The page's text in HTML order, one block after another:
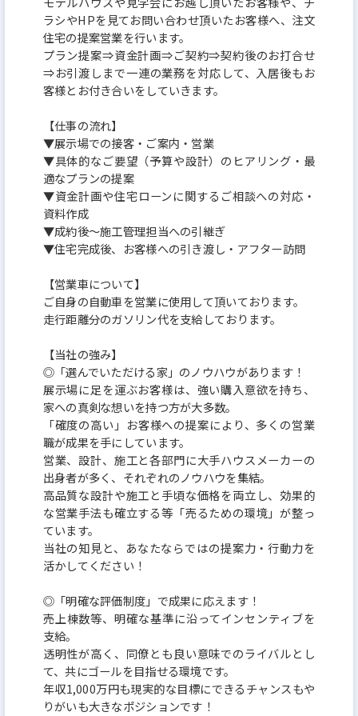
ラシやHPを見てお問い合わせ頂いたお客様へ、注文
住宅の提案営業を行います。
プラン提案⇒資金計画⇒ご契約⇒契約後のお打合せ
⇒お引渡しまで一連の業務を対応して、入居後もお
客様とお付き合いをしていきます。
【仕事の流れ】
▼展示場での接客・ご案内・営業
▼具体的なご要望（予算や設計）のヒアリング・最
適なプランの提案
▼資金計画や住宅ローンに関するご相談への対応・
資料作成
▼成約後〜施工管理担当への引継ぎ
▼住宅完成後、お客様への引き渡し・アフター訪問
【営業車について】
ご自身の自動車を営業に使用して頂いております。
走行距離分のガソリン代を支給しております。
【当社の強み】
◎「選んでいただける家」のノウハウがあります！
展示場に足を運ぶお客様は、強い購入意欲を持ち、
家への真剣な想いを持つ方が大多数。
「確度の高い」お客様への提案により、多くの営業
職が成果を手にしています。
営業、設計、施工と各部門に大手ハウスメーカーの
出身者が多く、それぞれのノウハウを集結。
高品質な設計や施工と手頃な価格を両立し、効果的
な営業手法も確立する等「売るための環境」が整っ
ています。
当社の知見と、あなたならではの提案力・行動力を
活かしてください！
◎「明確な評価制度」で成果に応えます！
売上棟数等、明確な基準に沿ってインセンティブを
支給。
透明性が高く、同僚とも良い意味でのライバルとし
て、共にゴールを目指せる環境です。
年収1,000万円も現実的な目標にできるチャンスもや
りがいも大きなポジションです！